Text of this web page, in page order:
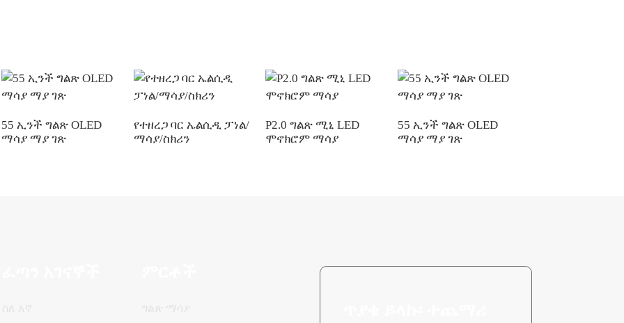
55 ኢንች ግልጽ OLED
ማሳያ ማያ ገጽ
የተዘረጋ ባር ኤልሲዲ ፓነል/
ማሳያ/ስክሪን
P2.0 ግልጽ ሚኒ LED
ሞኖክሮም ማሳያ
55 ኢንች ግልጽ OLED
ማሳያ ማያ ገጽ